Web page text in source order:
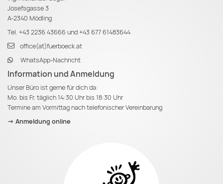
Josefsgasse 3
A-2340 Mödling
Tel. +43 2236 43666 und+43 677 61483644
office(at)fuerboeck.at
WhatsApp-Nachricht
Information und Anmeldung
Unser Büro ist gerne für dich da:
Mo. bis Fr. täglich 14:30 Uhr bis 18:30 Uhr
Termine am Vormittag nach telefonischer Vereinbarung
-> Anmeldung online